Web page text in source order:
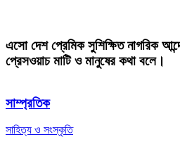
এসো দেশ প্রেমিক সুশিক্ষিত নাগরিক
প্রেসওয়াচ মাটি ও মানুষের কথা বলে।
সাম্প্রতিক
সাহিত্য ও সংস্কৃতি